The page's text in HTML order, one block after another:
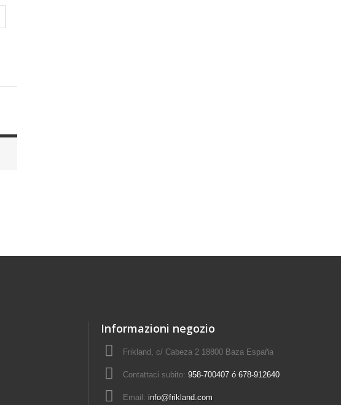
Informazioni negozio
Frikland, c/ Cabeza 2 18800 Baza España
Contattaci subito: 958-700407 ó 678-912640
Email: info@frikland.com